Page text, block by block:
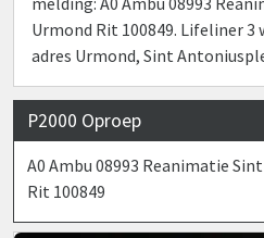
Urmond Rit 100849. Lifeliner
adres Urmond, Sint
P2000 Oproep
A0 Ambu 08993 Reanimatie
Rit 100849